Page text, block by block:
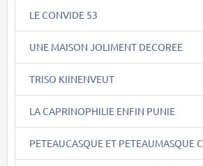
LE CONVIDE 53
UNE MAISON JOLIMENT DECOREE
TRISO KIINENVEUT
LA CAPRINOPHILIE ENFIN PUNIE
PETEAUCASQUE ET PETEAUMASQUE C